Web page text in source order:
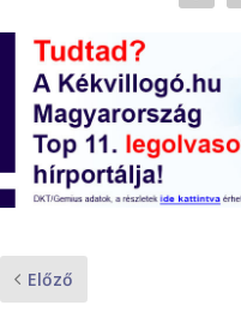
Előző